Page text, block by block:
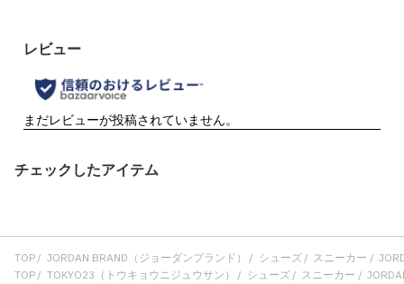
チェックしたアイテム
TOP JORDAN BRAND（ジョーダンブランド） シューズ スニーカー
TOP
TOKYO23（トウキョウニジュウサン） シューズ スニーカー